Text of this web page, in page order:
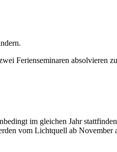
Ferienseminaren absolvieren
im gleichen Jahr
vom Lichtquell ab November